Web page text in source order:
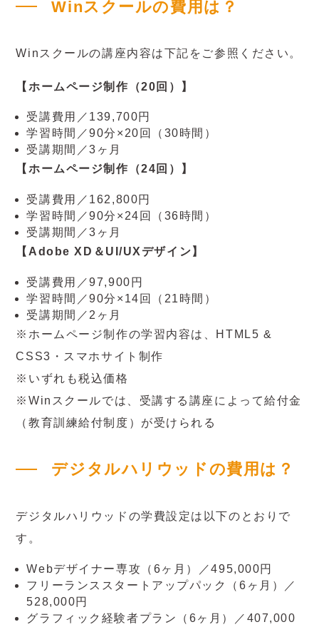
Winスクールの費用は？
Winスクールの講座内容は下記をご参照ください。
【ホームページ制作（20回）】
受講費用／139,700円
学習時間／90分×20回（30時間）
受講期間／3ヶ月
【ホームページ制作（24回）】
受講費用／162,800円
学習時間／90分×24回（36時間）
受講期間／3ヶ月
【Adobe XD＆UI/UXデザイン】
受講費用／97,900円
学習時間／90分×14回（21時間）
受講期間／2ヶ月
※ホームページ制作の学習内容は、HTML5 &
CSS3・スマホサイト制作
※いずれも税込価格
※Winスクールでは、受講する講座によって給付金
（教育訓練給付制度）が受けられる
デジタルハリウッドの費用は？
デジタルハリウッドの学費設定は以下のとおりで
す。
Webデザイナー専攻（6ヶ月）／495,000円
フリーランススタートアップパック（6ヶ月）／
528,000円
グラフィック経験者プラン（6ヶ月）／407,000